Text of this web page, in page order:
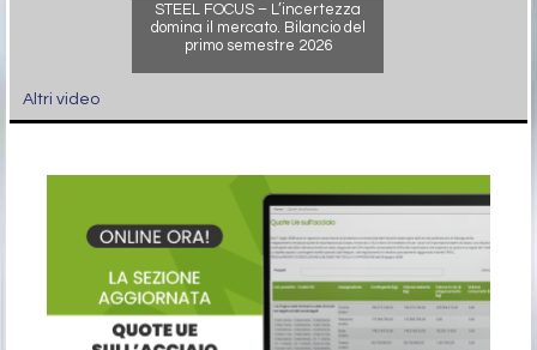
STEEL FOCUS – L’incertezza
domina il mercato. Bilancio del
primo semestre 2026
Altri video